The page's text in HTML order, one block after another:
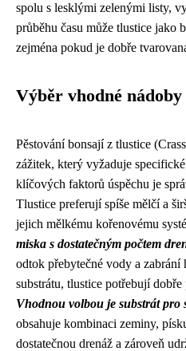
spolu s lesklými zelenými listy,
průběhu času může tlustice jako
zejména pokud je dobře
Výběr vhodné
Pěstování bonsají z tlustice
zážitek, který vyžaduje
klíčových faktorů úspěchu je
Tlustice preferují spíše mělčí a
jejich mělkému kořenovému
miska s dostatečným počtem
odtok přebytečné vody a zabrání
substrátu, tlustice potřebují
Vhodnou volbou je substrát pro
obsahuje kombinaci zeminy,
dostatečnou drenáž a zároveň